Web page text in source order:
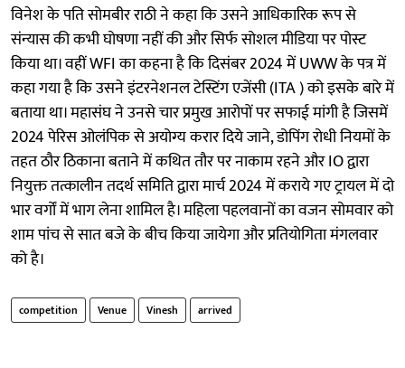
विनेश के पति सोमबीर राठी ने कहा कि उसने आधिकारिक रूप से
संन्यास की कभी घोषणा नहीं की और सिर्फ सोशल मीडिया पर पोस्ट
किया था। वहीं WFI का कहना है कि दिसंबर 2024 में UWW के पत्र में
कहा गया है कि उसने इंटरनेशनल टेस्टिंग एजेंसी (ITA ) को इसके बारे में
बताया था। महासंघ ने उनसे चार प्रमुख आरोपों पर सफाई मांगी है जिसमें
2024 पेरिस ओलंपिक से अयोग्य करार दिये जाने, डोपिंग रोधी नियमों के
तहत ठौर ठिकाना बताने में कथित तौर पर नाकाम रहने और IO द्वारा
नियुक्त तत्कालीन तदर्थ समिति द्वारा मार्च 2024 में कराये गए ट्रायल में दो
भार वर्गों में भाग लेना शामिल है। महिला पहलवानों का वजन सोमवार को
शाम पांच से सात बजे के बीच किया जायेगा और प्रतियोगिता मंगलवार
को है।
competition Venue Vinesh arrived